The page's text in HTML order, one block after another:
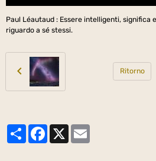
Paul Léautaud : Essere intelligenti, significa
riguardo a sé stessi.
Ritorno
PartagerFacebook
X